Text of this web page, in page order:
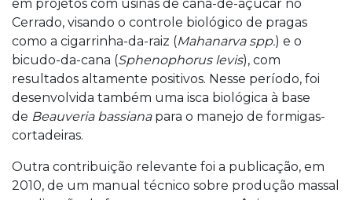
em projetos com usinas de cana-de-açúcar no
Cerrado, visando o controle biológico de pragas
como a cigarrinha-da-raiz (Mahanarva spp.) e o
bicudo-da-cana (Sphenophorus levis), com
resultados altamente positivos. Nesse período, foi
desenvolvida também uma isca biológica à base
de Beauveria bassianapara o manejo de formigas-
cortadeiras.
Outra contribuição relevante foi a publicação, em
2010, de um manual técnico sobre produção massal